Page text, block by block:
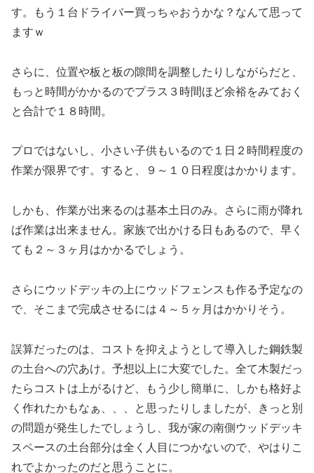
す。もう１台ドライバー買っちゃおうかな？なんて思って
ますｗ
さらに、位置や板と板の隙間を調整したりしながらだと、
もっと時間がかかるのでプラス３時間ほど余裕をみておく
と合計で１８時間。
プロではないし、小さい子供もいるので１日２時間程度の
作業が限界です。すると、９～１０日程度はかかります。
しかも、作業が出来るのは基本土日のみ。さらに雨が降れ
ば作業は出来ません。家族で出かける日もあるので、早く
ても２～３ヶ月はかかるでしょう。
さらにウッドデッキの上にウッドフェンスも作る予定なの
で、そこまで完成させるには４～５ヶ月はかかりそう。
誤算だったのは、コストを抑えようとして導入した鋼鉄製
の土台への穴あけ。予想以上に大変でした。全て木製だっ
たらコストは上がるけど、もう少し簡単に、しかも格好よ
く作れたかもなぁ、、、と思ったりしましたが、きっと別
の問題が発生したでしょうし、我が家の南側ウッドデッキ
スペースの土台部分は全く人目につかないので、やはりこ
れでよかったのだと思うことに。